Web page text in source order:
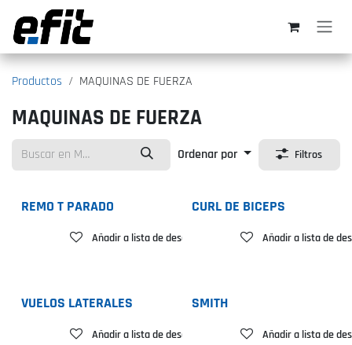
Ir al contenido
Productos MAQUINAS DE FUERZA
MAQUINAS DE FUERZA
Ordenar por Filtros
REMO T PARADO
Añadir a lista de deseos
CURL DE BICEPS
Añadir a lista de
VUELOS LATERALES
Añadir a lista de deseos
SMITH
Añadir a lista de